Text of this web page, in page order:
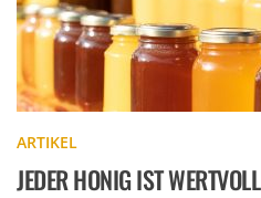
ARTIKEL
JEDER HONIG IST WERTVOLL